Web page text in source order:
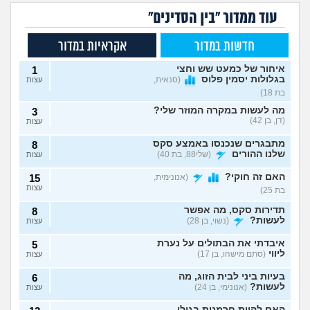
עוד ממדור "בין הסדינים"
חדשות במדור אקראיות במדור
איחור של כמעט שש וחצי
בגלולות יסמין פלוס
(סנאית,
בת 18)
1
עצות
מה לעשות במקרה המוזר שלי?
(דן, בן 42)
3
עצות
מתבגרים שנכנסו באמצע סקס
שלנו ההורים
(שלי88, בת 40)
8
עצות
האם זה חוקי?
(אנונימית,
בת 25)
15
עצות
תדירות סקס, מה אפשר
לעשות?
(נשוי, בן 28)
8
עצות
איבדתי את הבתולים על נערת
ליווי (סתם מישהו, בן 17)
5
עצות
בעיות ביני לבית הזוג, מה
לעשות? (אנונימי, בן 24)
6
עצות